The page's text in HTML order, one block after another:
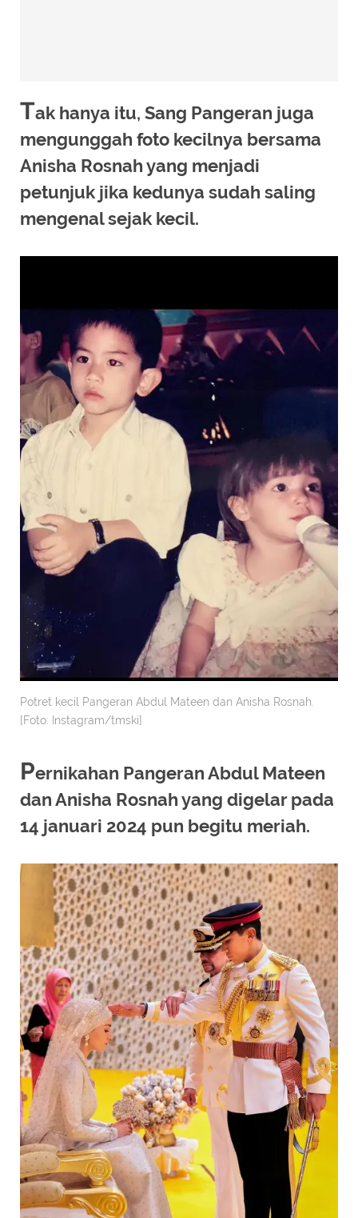
Tak hanya itu, Sang Pangeran juga
mengunggah foto kecilnya bersama
Anisha Rosnah yang menjadi
petunjuk jika kedunya sudah saling
mengenal sejak kecil.
Potret kecil Pangeran Abdul Mateen dan Anisha Rosnah.
[Foto: Instagram/tmski]
Pernikahan Pangeran Abdul Mateen
dan Anisha Rosnah yang digelar pada
14 januari 2024 pun begitu meriah.